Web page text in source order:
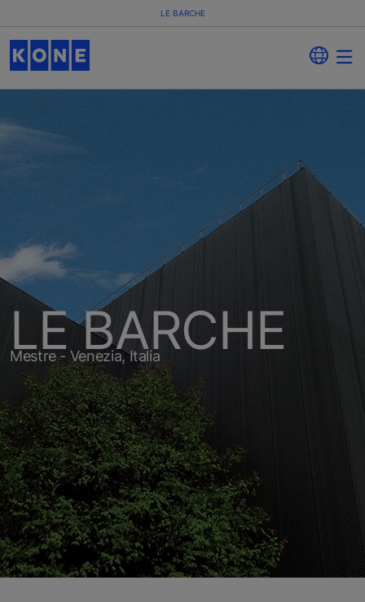
LE BARCHE
LE BARCHE
Mestre - Venezia, Italia